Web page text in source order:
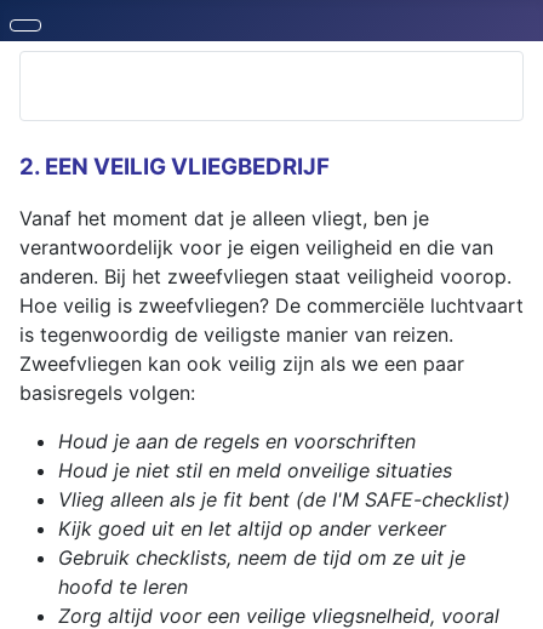
2. EEN VEILIG VLIEGBEDRIJF
Vanaf het moment dat je alleen vliegt, ben je
verantwoordelijk voor je eigen veiligheid en die van
anderen. Bij het zweefvliegen staat veiligheid voorop.
Hoe veilig is zweefvliegen? De commerciële luchtvaart
is tegenwoordig de veiligste manier van reizen.
Zweefvliegen kan ook veilig zijn als we een paar
basisregels volgen:
Houd je aan de regels en voorschriften
Houd je niet stil en meld onveilige situaties
Vlieg alleen als je fit bent (de I'M SAFE-checklist)
Kijk goed uit en let altijd op ander verkeer
Gebruik checklists, neem de tijd om ze uit je
hoofd te leren
Zorg altijd voor een veilige vliegsnelheid, vooral